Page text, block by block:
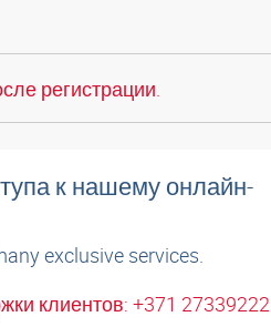
регистрации.
к нашему онлайн-
exclusive services.
клиентов: +371 27339222